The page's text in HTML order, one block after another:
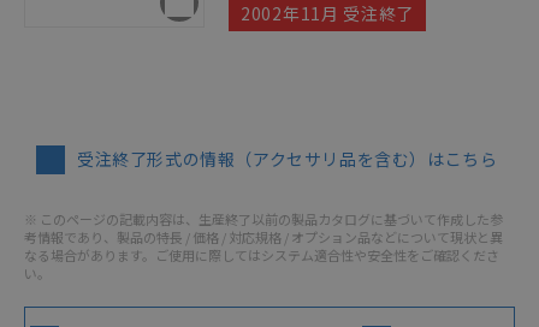
2002年11月 受注終了
受注終了形式の情報（アクセサリ品を含む）はこちら
※ このページの記載内容は、生産終了以前の製品カタログに基づいて作成した参
考情報であり、製品の特長 / 価格 / 対応規格 / オプション品などについて現状と異
なる場合があります。ご使用に際してはシステム適合性や安全性をご確認くださ
い。